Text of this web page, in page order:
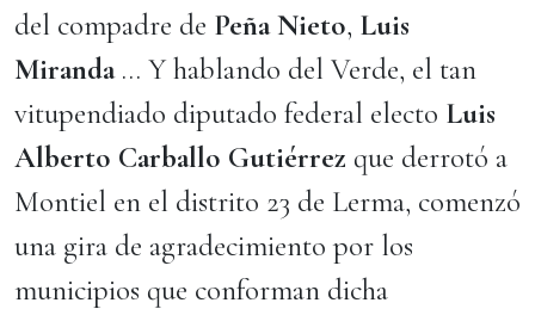
del compadre de Peña Nieto, Luis
Miranda… Y hablando del Verde, el tan
vitupendiado diputado federal electo Luis
Alberto Carballo Gutiérrez que derrotó a
Montiel en el distrito 23 de Lerma, comenzó
una gira de agradecimiento por los
municipios que conforman dicha